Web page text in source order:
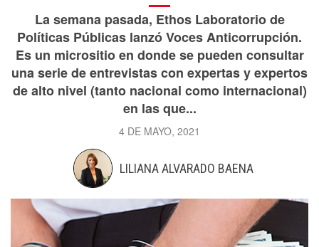
La semana pasada, Ethos Laboratorio de
Políticas Públicas lanzó Voces Anticorrupción.
Es un micrositio en donde se pueden consultar
una serie de entrevistas con expertas y expertos
de alto nivel (tanto nacional como internacional)
en las que...
4 DE MAYO, 2021
LILIANA ALVARADO BAENA